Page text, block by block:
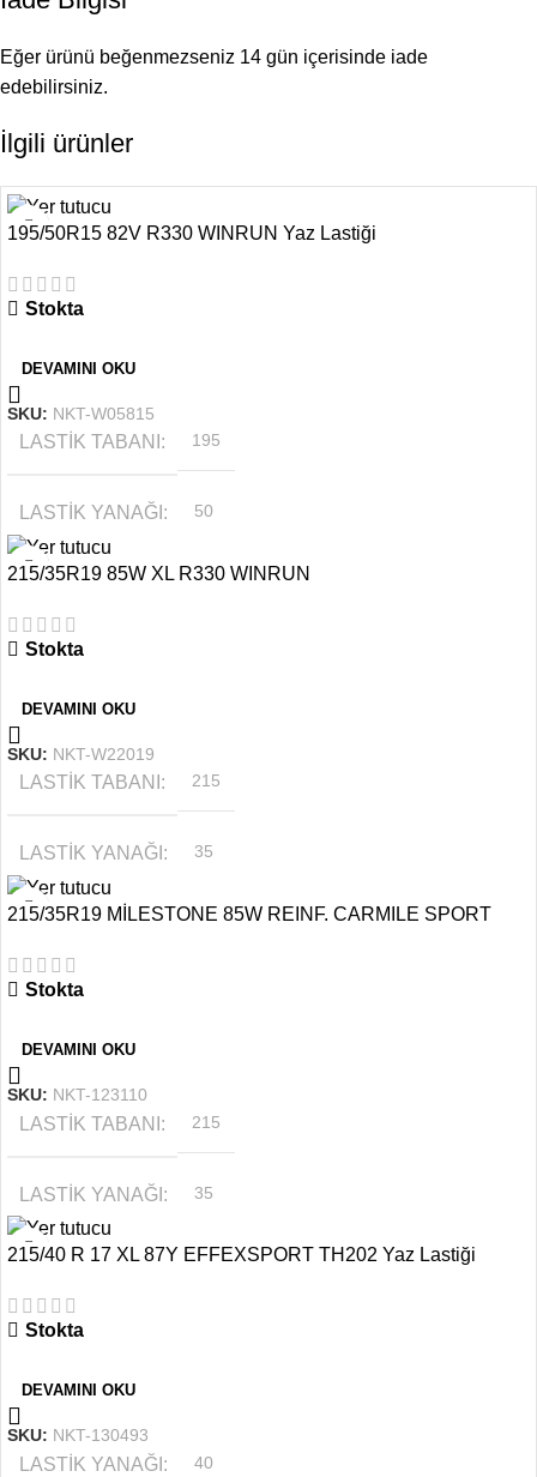
Eğer ürünü beğenmezseniz 14 gün içerisinde iade
edebilirsiniz.
İlgili ürünler
195/50R15 82V R330 WINRUN Yaz Lastiği
Stokta
DEVAMINI OKU
SKU: NKT-W05815
LASTIK TABANI 195
LASTIK YANAĞI 50
MEVSIM YAZ
JANT ÖLÇÜSÜ
215/35R19 85W XL R330 WINRUN
Stokta
DEVAMINI OKU
SKU: NKT-W22019
LASTIK TABANI 215
LASTIK YANAĞI 35
MEVSIM YAZ
JANT ÖLÇÜSÜ
215/35R19 MİLESTONE 85W REINF. CARMILE SPORT
Stokta
DEVAMINI OKU
SKU: NKT-123110
LASTIK TABANI 215
LASTIK YANAĞI 35
MEVSIM YAZ
JANT ÖLÇÜSÜ
215/40 R 17 XL 87Y EFFEXSPORT TH202 Yaz Lastiği
Stokta
DEVAMINI OKU
SKU: NKT-130493
LASTIK YANAĞI 40